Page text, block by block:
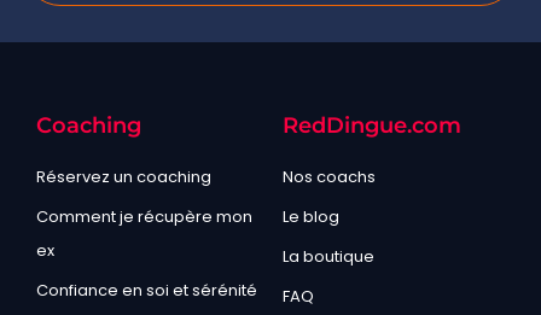
Coaching
Réservez un coaching
Comment je récupère mon
ex
Confiance en soi et sérénité
RedDingue.com
Nos coachs
Le blog
La boutique
FAQ